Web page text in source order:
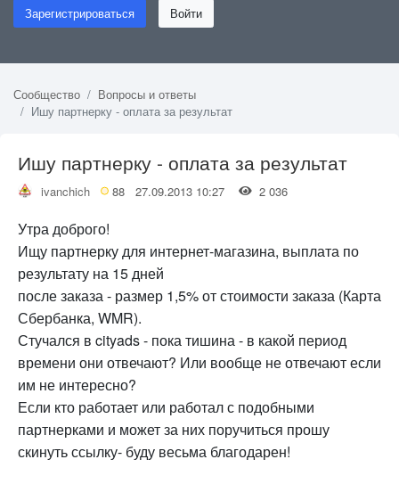
Зарегистрироваться Войти
Сообщество
Вопросы и ответы
Ишу партнерку - оплата за результат
Ишу партнерку - оплата за результат
ivanchich 88 27.09.2013 10:27 2 036
Утра доброго!
Ищу партнерку для интернет-магазина, выплата по
результату на 15 дней
после заказа - размер 1,5% от стоимости заказа (Карта
Сбербанка, WMR).
Стучался в cityads - пока тишина - в какой период
времени они отвечают? Или вообще не отвечают если
им не интересно?
Если кто работает или работал с подобными
партнерками и может за них поручиться прошу
скинуть ссылку- буду весьма благодарен!